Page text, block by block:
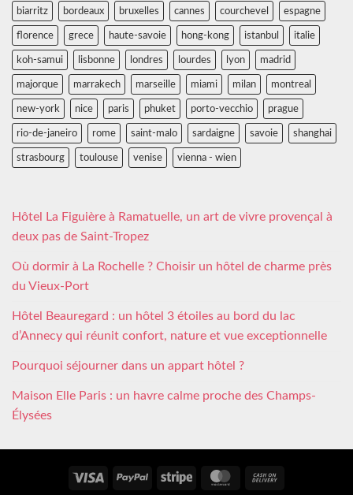
biarritz bordeaux bruxelles cannes courchevel espagne
florence grece haute-savoie hong-kong istanbul italie
koh-samui lisbonne londres lourdes lyon madrid
majorque marrakech marseille miami milan montreal
new-york nice paris phuket porto-vecchio prague
rio-de-janeiro rome saint-malo sardaigne savoie shanghai
strasbourg toulouse venise vienna - wien
Hôtel La Figuière à Ramatuelle, un art de vivre provençal à
deux pas de Saint-Tropez
Où dormir à La Rochelle ? Choisir un hôtel de charme près
du Vieux-Port
Hôtel Beauregard : un hôtel 3 étoiles au bord du lac
d’Annecy qui réunit confort, nature et vue exceptionnelle
Pourquoi séjourner dans un appart hôtel ?
Maison Elle Paris : un havre calme proche des Champs-
Élysées
Visa PayPal Stripe MasterCard